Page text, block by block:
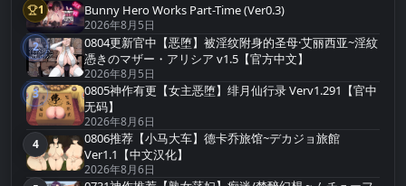
第1名
1 Bunny Hero Works Part-Time (Ver0.3)
2026年8月5日
第2名
2
0804更新官中【恶堕】被淫纹附身的圣母·艾丽西亚~淫紋
憑きのマザー・アリシア v1.5【官方中文】
2026年8月5日
第3名
3
0805神作有更【女主恶堕】绯月仙行录 Verv1.291【官中
无码】
2026年8月6日
第4名
4
0806推荐【小马大车】德卡乔旅馆~デカジョ旅館
Ver1.1【中文汉化】
2026年8月6日